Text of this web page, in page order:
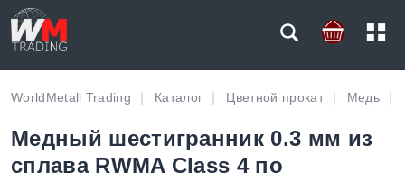
WorldMetall Trading Каталог Цветной прокат Медь
Медный шестигранник 0.3 мм из
сплава RWMA Class 4 по